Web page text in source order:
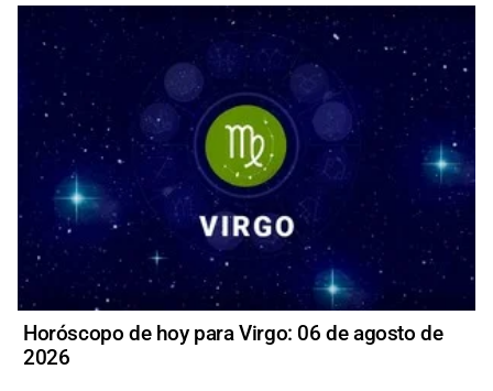
Horóscopo de hoy para Virgo: 06 de agosto de
2026